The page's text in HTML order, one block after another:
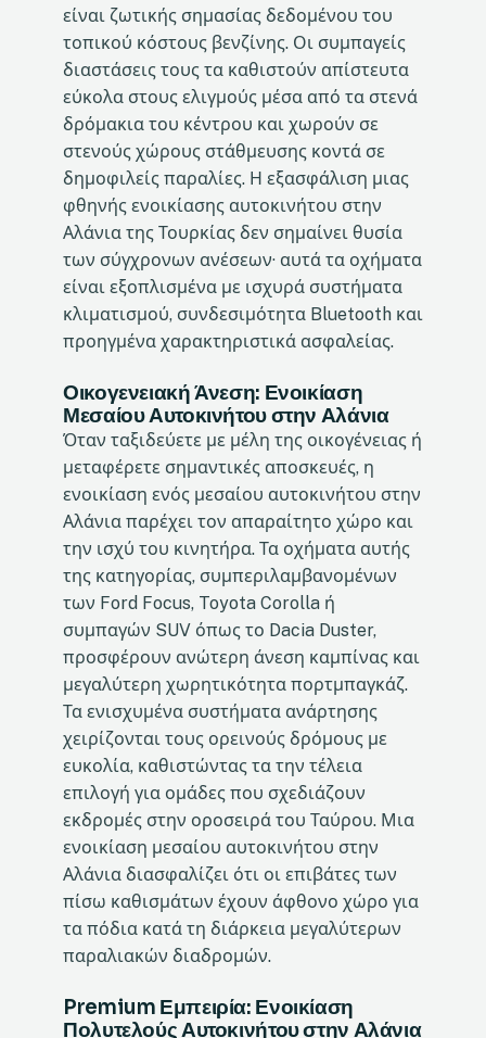
είναι ζωτικής σημασίας δεδομένου του
τοπικού κόστους βενζίνης. Οι συμπαγείς
διαστάσεις τους τα καθιστούν απίστευτα
εύκολα στους ελιγμούς μέσα από τα στενά
δρόμακια του κέντρου και χωρούν σε
στενούς χώρους στάθμευσης κοντά σε
δημοφιλείς παραλίες. Η εξασφάλιση μιας
φθηνής ενοικίασης αυτοκινήτου στην
Αλάνια της Τουρκίας δεν σημαίνει θυσία
των σύγχρονων ανέσεων· αυτά τα οχήματα
είναι εξοπλισμένα με ισχυρά συστήματα
κλιματισμού, συνδεσιμότητα Bluetooth και
προηγμένα χαρακτηριστικά ασφαλείας.
Οικογενειακή Άνεση: Ενοικίαση
Μεσαίου Αυτοκινήτου στην Αλάνια
Όταν ταξιδεύετε με μέλη της οικογένειας ή
μεταφέρετε σημαντικές αποσκευές, η
ενοικίαση ενός μεσαίου αυτοκινήτου στην
Αλάνια παρέχει τον απαραίτητο χώρο και
την ισχύ του κινητήρα. Τα οχήματα αυτής
της κατηγορίας, συμπεριλαμβανομένων
των Ford Focus, Toyota Corolla ή
συμπαγών SUV όπως το Dacia Duster,
προσφέρουν ανώτερη άνεση καμπίνας και
μεγαλύτερη χωρητικότητα πορτμπαγκάζ.
Τα ενισχυμένα συστήματα ανάρτησης
χειρίζονται τους ορεινούς δρόμους με
ευκολία, καθιστώντας τα την τέλεια
επιλογή για ομάδες που σχεδιάζουν
εκδρομές στην οροσειρά του Ταύρου. Μια
ενοικίαση μεσαίου αυτοκινήτου στην
Αλάνια διασφαλίζει ότι οι επιβάτες των
πίσω καθισμάτων έχουν άφθονο χώρο για
τα πόδια κατά τη διάρκεια μεγαλύτερων
παραλιακών διαδρομών.
Premium Εμπειρία: Ενοικίαση
Πολυτελούς Αυτοκινήτου στην Αλάνια